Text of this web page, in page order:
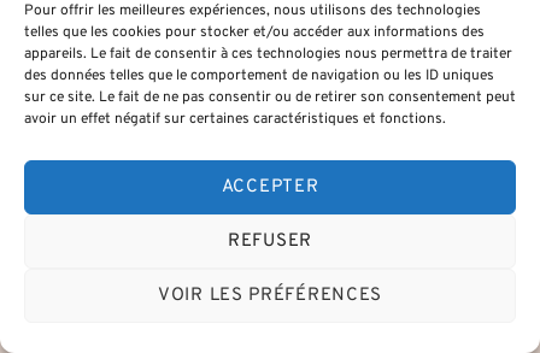
Pour offrir les meilleures expériences, nous utilisons des technologies
telles que les cookies pour stocker et/ou accéder aux informations des
appareils. Le fait de consentir à ces technologies nous permettra de traiter
des données telles que le comportement de navigation ou les ID uniques
sur ce site. Le fait de ne pas consentir ou de retirer son consentement peut
avoir un effet négatif sur certaines caractéristiques et fonctions.
ACCEPTER
REFUSER
VOIR LES PRÉFÉRENCES
Total covering voiture : changez de
style facilement